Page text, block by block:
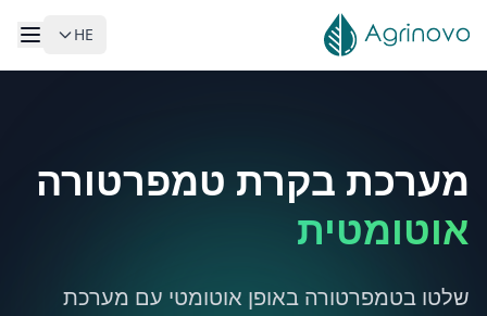
HE
מערכת בקרת טמפרטורה
אוטומטית
שלטו בטמפרטורה באופן אוטומטי עם מערכת